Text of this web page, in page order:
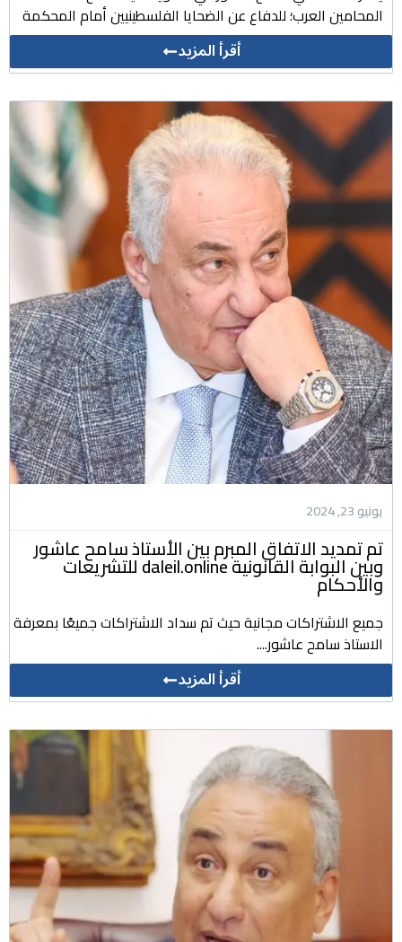
المحامين العرب؛ للدفاع عن الضحايا الفلسطينيين أمام المحكمة
أقرأ المزيد
يونيو 23, 2024
تم تمديد الاتفاق المبرم بين الأستاذ سامح عاشور
وبين البوابة القانونية daleil.online للتشريعات
والأحكام
جميع الاشتراكات مجانية حيث تم سداد الاشتراكات جميعًا بمعرفة
الاستاذ سامح عاشور....
أقرأ المزيد